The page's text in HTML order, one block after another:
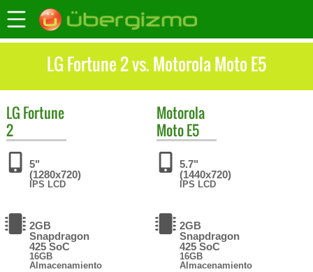
LG Fortune 2 vs. Motorola Moto E5
LG Fortune
2
5"
(1280x720)
IPS LCD
2GB
Snapdragon
425 SoC
16GB
Almacenamiento
Motorola
Moto E5
5.7"
(1440x720)
IPS LCD
2GB
Snapdragon
425 SoC
16GB
Almacenamiento